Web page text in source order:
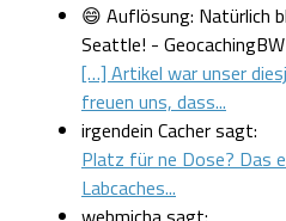
😄 Auflösung: Natürlich
Seattle! -
[…] Artikel war unser
freuen uns, dass...
irgendein Cacher sagt:
Platz für ne Dose? Das
Labcaches...